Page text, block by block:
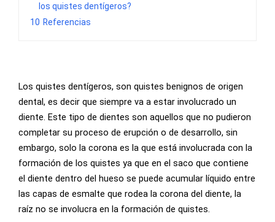
los quistes dentígeros?
10 Referencias
Los quistes dentígeros, son quistes benignos de origen
dental, es decir que siempre va a estar involucrado un
diente. Este tipo de dientes son aquellos que no pudieron
completar su proceso de erupción o de desarrollo, sin
embargo, solo la corona es la que está involucrada con la
formación de los quistes ya que en el saco que contiene
el diente dentro del hueso se puede acumular líquido entre
las capas de esmalte que rodea la corona del diente, la
raíz no se involucra en la formación de quistes.